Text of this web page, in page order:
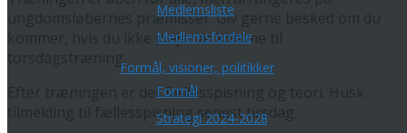
Medlemsliste
Medlemsfordele
Formål, visioner, politikker
Formål
Strategi 2024-2028
ungdomsløbernes præmisser. Giv gerne besked om du
kommer, hvis du ikke plejer at komme til
Efter træningen er der fællesspisning og teori. Husk
tilmelding til fællesspisning senest tirsdag..